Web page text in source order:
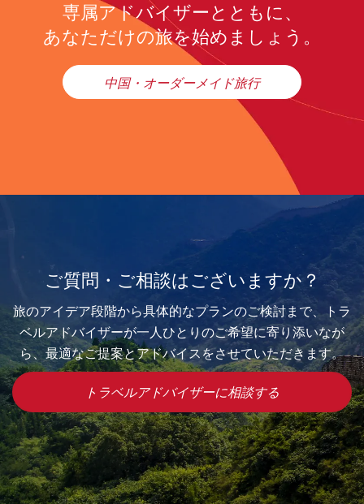
専属アドバイザーとともに、
あなただけの旅を始めましょう。
中国・オーダーメイド旅行
ご質問・ご相談はございますか？
旅のアイデア段階から具体的なプランのご検討まで、トラ
ベルアドバイザーが一人ひとりのご希望に寄り添いなが
ら、最適なご提案とアドバイスをさせていただきます。
トラベルアドバイザーに相談する